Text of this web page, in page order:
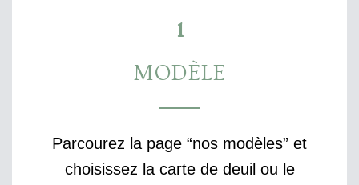
1
MODÈLE
Parcourez la page “nos modèles” et
choisissez la carte de deuil ou le